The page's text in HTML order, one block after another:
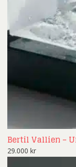
Bertil Vallien –
29.000 kr